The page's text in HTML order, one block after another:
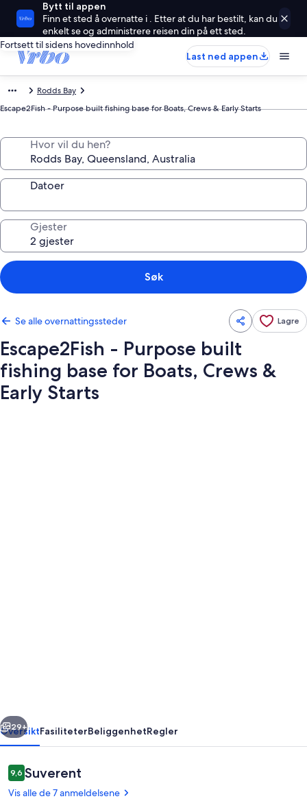
Bytt til appen
Finn et sted å overnatte i . Etter at du har bestilt, kan du
enkelt se og administrere reisen din på ett sted.
Fortsett til sidens hovedinnhold
Last ned appen
Rodds Bay
Escape2Fish - Purpose built fishing base for Boats, Crews & Early Starts
Hvor vil du hen?
Datoer
Gjester
Søk
Se alle overnattingssteder Lagre
Escape2Fish - Purpose built
fishing base for Boats, Crews &
Early Starts
for
Boats,
Crews
&
Neste
29+
OversiktFasiliteterBeliggenhetRegler
Anmeldelser
9,69,6 av 10 –
Suverent
Vis alle de 7 anmeldelsene